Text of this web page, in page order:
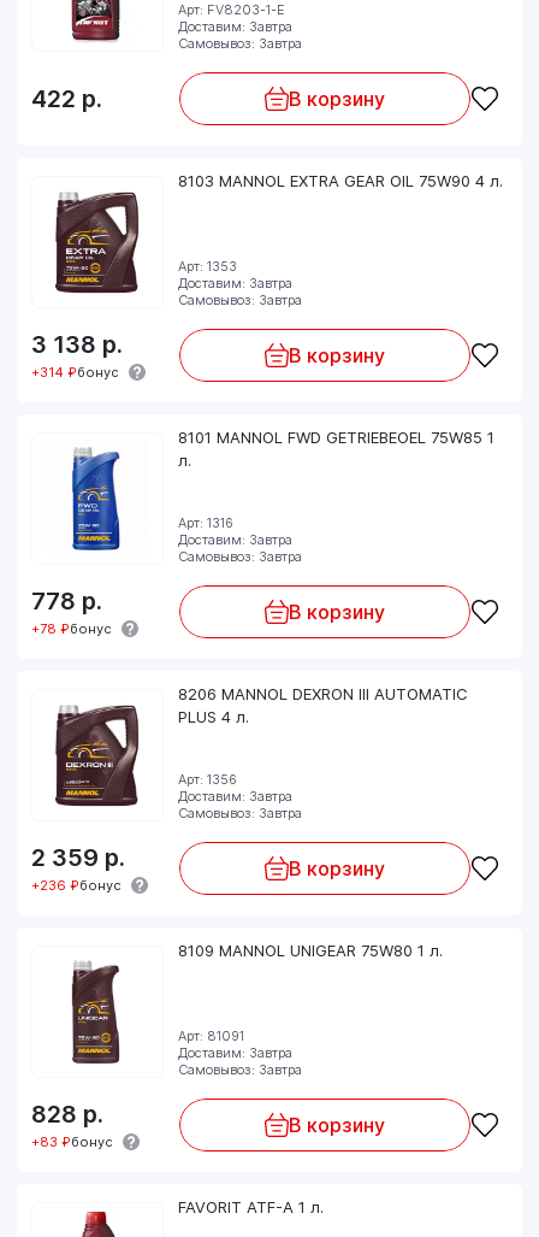
Арт: FV8203-1-E
Доставим: Завтра
Самовывоз: Завтра
422 р. В корзину
8103 MANNOL EXTRA GEAR OIL 75W90 4 л.
Арт: 1353
Доставим: Завтра
Самовывоз: Завтра
3 138 р.
+314 ₽бонус
В корзину
8101 MANNOL FWD GETRIEBEOEL 75W85 1
л.
Арт: 1316
Доставим: Завтра
Самовывоз: Завтра
778 р.
+78 ₽бонус
В корзину
8206 MANNOL DEXRON III AUTOMATIC
PLUS 4 л.
Арт: 1356
Доставим: Завтра
Самовывоз: Завтра
2 359 р.
+236 ₽бонус
В корзину
8109 MANNOL UNIGEAR 75W80 1 л.
Арт: 81091
Доставим: Завтра
Самовывоз: Завтра
828 р.
+83 ₽бонус
В корзину
FAVORIT ATF-A 1 л.